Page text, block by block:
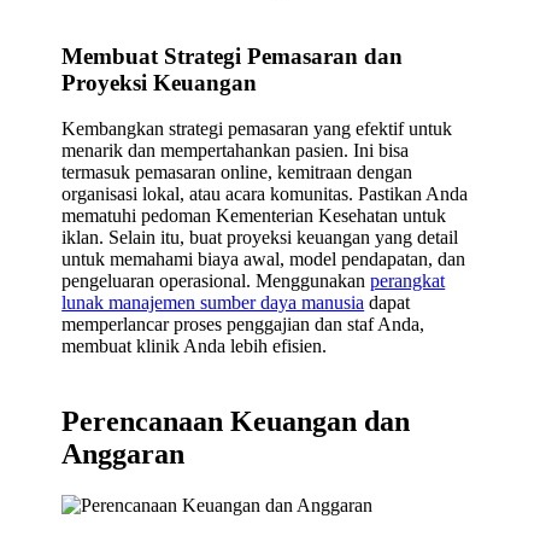
Membuat Strategi Pemasaran dan
Proyeksi Keuangan
Kembangkan strategi pemasaran yang efektif untuk
menarik dan mempertahankan pasien. Ini bisa
termasuk pemasaran online, kemitraan dengan
organisasi lokal, atau acara komunitas. Pastikan Anda
mematuhi pedoman Kementerian Kesehatan untuk
iklan. Selain itu, buat proyeksi keuangan yang detail
untuk memahami biaya awal, model pendapatan, dan
pengeluaran operasional. Menggunakanperangkat
lunak manajemen sumber daya manusia dapat
memperlancar proses penggajian dan staf Anda,
membuat klinik Anda lebih efisien.
Perencanaan Keuangan dan
Anggaran